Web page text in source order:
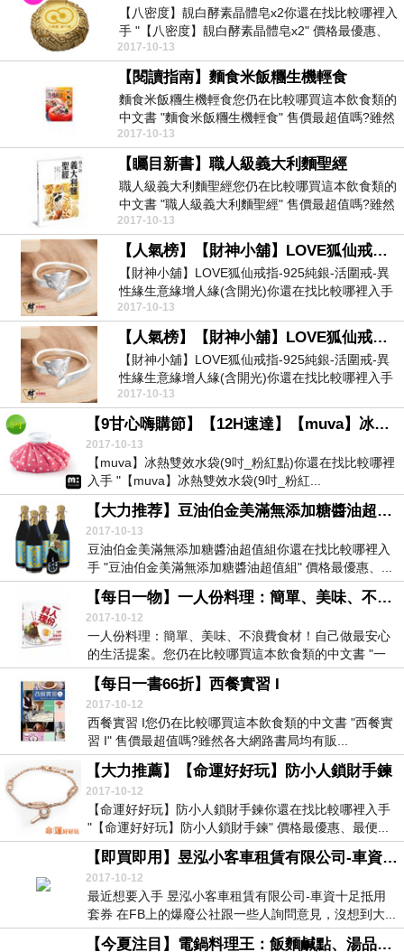
【八密度】靚白酵素晶體皂x2你還在找比較哪裡入
手 "【八密度】靚白酵素晶體皂x2" 價格最優惠、
最便...
2017-10-13
【閱讀指南】麵食米飯糰生機輕食
麵食米飯糰生機輕食您仍在比較哪買這本飲食類的
中文書 "麵食米飯糰生機輕食" 售價最超值嗎?雖然
各大網...
2017-10-13
【矚目新書】職人級義大利麵聖經
職人級義大利麵聖經您仍在比較哪買這本飲食類的
中文書 "職人級義大利麵聖經" 售價最超值嗎?雖然
各大網...
2017-10-13
【人氣榜】【財神小舖】LOVE狐仙戒指-925純銀-活圍戒-異性緣生意緣增人緣(含開光)
【財神小舖】LOVE狐仙戒指-925純銀-活圍戒-異
性緣生意緣增人緣(含開光)你還在找比較哪裡入手
...
2017-10-13
【人氣榜】【財神小舖】LOVE狐仙戒指-925純銀-活圍戒-異性緣生意緣增人緣(含開光)
【財神小舖】LOVE狐仙戒指-925純銀-活圍戒-異
性緣生意緣增人緣(含開光)你還在找比較哪裡入手
...
2017-10-13
【9甘心嗨購節】【12H速達】【muva】冰熱雙效水袋(9吋_粉紅點)
2017-10-13
【muva】冰熱雙效水袋(9吋_粉紅點)你還在找比較哪裡
入手 "【muva】冰熱雙效水袋(9吋_粉紅...
【大力推荐】豆油伯金美滿無添加糖醬油超值組
2017-10-13
豆油伯金美滿無添加糖醬油超值組你還在找比較哪裡入
手 "豆油伯金美滿無添加糖醬油超值組" 價格最優惠、...
【每日一物】一人份料理：簡單、美味、不浪費食材！自己做最安心的生活提案。
2017-10-12
一人份料理：簡單、美味、不浪費食材！自己做最安心
的生活提案。您仍在比較哪買這本飲食類的中文書 "一
人...
【每日一書66折】西餐實習 I
2017-10-12
西餐實習 I您仍在比較哪買這本飲食類的中文書 "西餐實
習 I" 售價最超值嗎?雖然各大網路書局均有販...
【大力推薦】【命運好好玩】防小人鎖財手鍊
2017-10-12
【命運好好玩】防小人鎖財手鍊你還在找比較哪裡入手
"【命運好好玩】防小人鎖財手鍊" 價格最優惠、最便...
【即買即用】昱泓小客車租賃有限公司-車資十足抵用套券★福利價★
2017-10-12
最近想要入手 昱泓小客車租賃有限公司-車資十足抵用
套券 在FB上的爆廢公社跟一些人詢問意見，沒想到大...
【今夏注目】電鍋料理王：飯麵鹹點、湯品甜食、家常料理、大宴小酌……廚房大小菜，電鍋就能做！